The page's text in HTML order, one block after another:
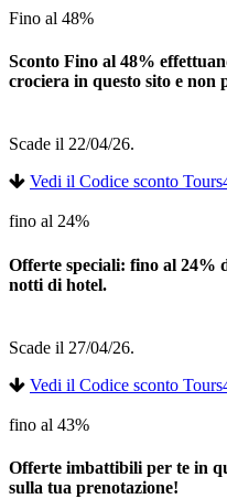
Fino al 48%
Sconto Fino al 48%
crociera in questo sito e non
Scade il 22/04/26.
Vedi il Codice sconto
fino al 24%
Offerte speciali: fino al 24%
notti di hotel.
Scade il 27/04/26.
Vedi il Codice sconto
fino al 43%
Offerte imbattibili per te in
sulla tua prenotazione!